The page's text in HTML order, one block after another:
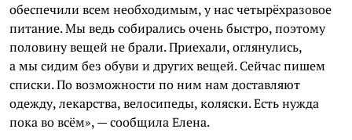
обеспечили всем необходимым, у нас четырёхразовое
питание. Мы ведь собирались очень быстро, поэтому
половину вещей не брали. Приехали, оглянулись,
а мы сидим без обуви и других вещей. Сейчас пишем
списки. По возможности по ним нам доставляют
одежду, лекарства, велосипеды, коляски. Есть нужда
пока во всём», — сообщила Елена.